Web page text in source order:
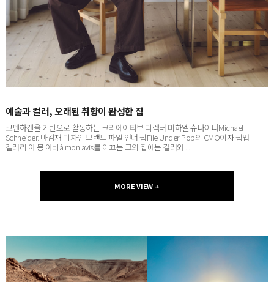
코펜하겐을 기반으로 활동하는 크리에이티브 디렉터 미하엘 슈나이더Michael
Schneider. 마감재 디자인 브랜드 파일 언더 팝File Under Pop의 CMO이자 팝업
갤러리 아 몽 아비à mon avis를 이끄는 그의 집에는 컬러와 ...